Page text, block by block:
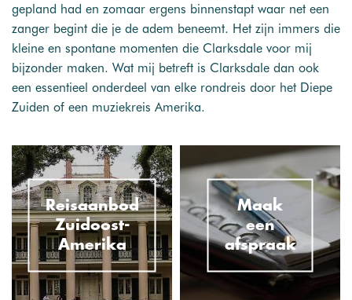
gepland had en zomaar ergens binnenstapt waar net een
zanger begint die je de adem beneemt. Het zijn immers die
kleine en spontane momenten die Clarksdale voor mij
bijzonder maken. Wat mij betreft is Clarksdale dan ook
een essentieel onderdeel van elke rondreis door het Diepe
Zuiden of een muziekreis Amerika.
Reisaanbod
Zuidoost-
Amerika
Maak
een
afspraak